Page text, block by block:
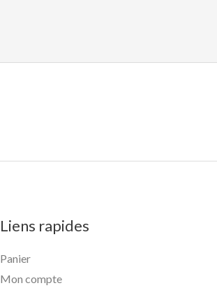
Liens rapides
Panier
Mon compte